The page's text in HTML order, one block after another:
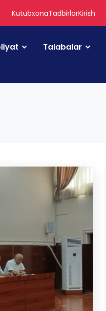
KutubxonaTadbirlarKirish
Talabalar